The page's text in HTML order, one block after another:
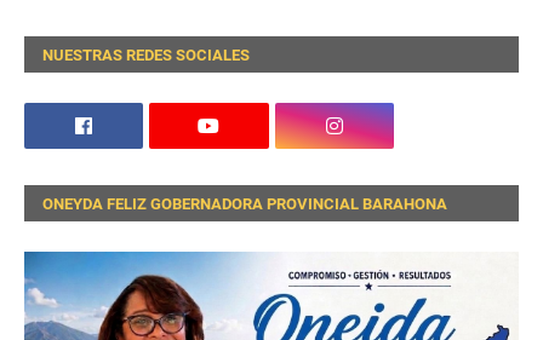
NUESTRAS REDES SOCIALES
ONEYDA FELIZ GOBERNADORA PROVINCIAL BARAHONA